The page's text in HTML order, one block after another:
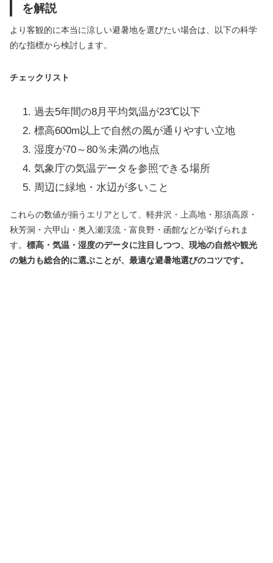
を解説
より客観的に本当に涼しい避暑地を選びたい場合は、以下の科学
的な指標から検討します。
チェックリスト
過去5年間の8月平均気温が23℃以下
標高600m以上で自然の風が通りやすい立地
湿度が70～80％未満の地点
気象庁の気温データを参照できる場所
周辺に緑地・水辺が多いこと
これらの数値が揃うエリアとして、軽井沢・上高地・那須高原・
秋芳洞・六甲山・奥入瀬渓流・富良野・函館などが挙げられま
す。 標高・気温・湿度のデータに注目しつつ、現地の自然や観光
の魅力も総合的に選ぶことが、最適な避暑地選びのコツです。